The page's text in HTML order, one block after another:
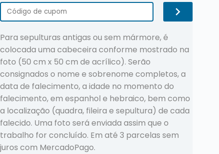
Para sepulturas antigas ou sem mármore, é
colocada uma cabeceira conforme mostrado na
foto (50 cm x 50 cm de acrílico). Serão
consignados o nome e sobrenome completos, a
data de falecimento, a idade no momento do
falecimento, em espanhol e hebraico, bem como
a localização (quadra, fileira e sepultura) de cada
falecido. Uma foto será enviada assim que o
trabalho for concluído. Em até 3 parcelas sem
juros com MercadoPago.